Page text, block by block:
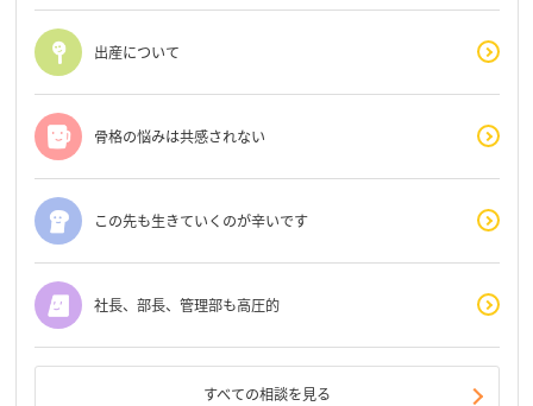
出産について
骨格の悩みは共感されない
この先も生きていくのが辛いです
社長、部長、管理部も高圧的
すべての相談を見る